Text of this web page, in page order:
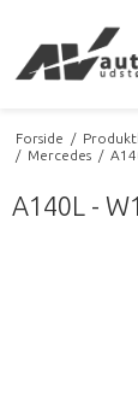
Forside /
/ Mercedes /
A140L -